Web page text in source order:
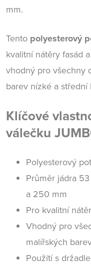
mm.
Tento polyesterový
kvalitní nátěry fasád
vhodný pro všechny
barev nízké a střední
Klíčové
válečku
Polyesterový
Průměr jádra
a 250 mm
Pro kvalitní
Vhodný pro
malířských
Použití s